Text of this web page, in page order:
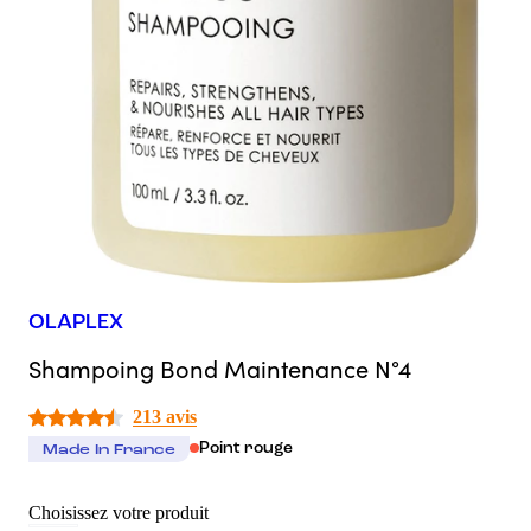
OLAPLEX
Shampoing Bond Maintenance N°4
213 avis
Made In France Point rouge
Choisissez votre produit